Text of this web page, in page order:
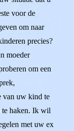
voor de
om naar
precies?
moeder
om een
van uw kind te
te haken. Ik wil
met uw ex